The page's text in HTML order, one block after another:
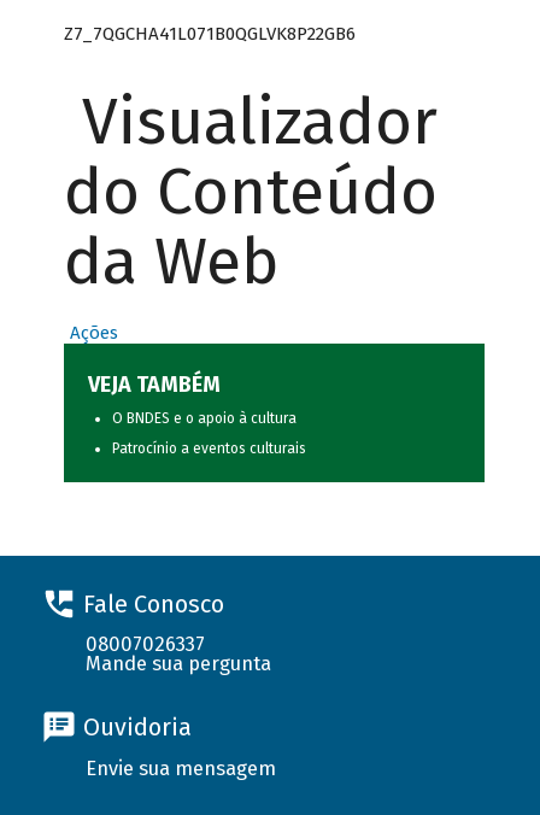
Z7_7QGCHA41L071B0QGLVK8P22GB6
Visualizador
do Conteúdo
da Web
Ações
VEJA TAMBÉM
O BNDES e o apoio à cultura
Patrocínio a eventos culturais
Fale Conosco
08007026337
Mande sua pergunta
Ouvidoria
Envie sua mensagem